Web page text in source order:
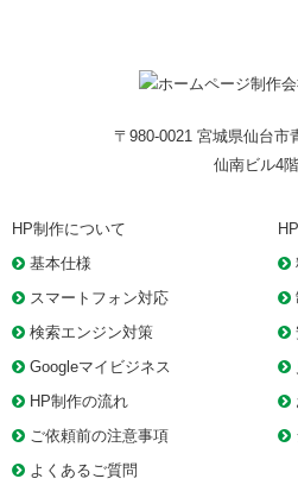
〒980-0021 宮城県仙台市
仙南ビル4
HP制作について
基本仕様
スマートフォン対応
検索エンジン対策
Googleマイビジネス
HP制作の流れ
ご依頼前の注意事項
よくあるご質問